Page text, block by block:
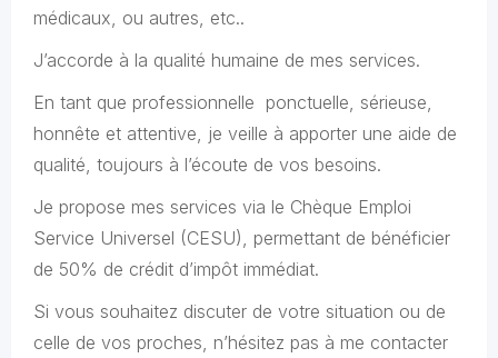
médicaux, ou autres, etc..
J’accorde à la qualité humaine de mes services.
En tant que professionnelle ponctuelle, sérieuse,
honnête et attentive, je veille à apporter une aide de
qualité, toujours à l’écoute de vos besoins.
Je propose mes services via le Chèque Emploi
Service Universel (CESU), permettant de bénéficier
de 50% de crédit d’impôt immédiat.
Si vous souhaitez discuter de votre situation ou de
celle de vos proches, n’hésitez pas à me contacter